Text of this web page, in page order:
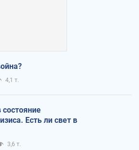
4,1 т.
состояние
Есть ли свет в
3,6 т.